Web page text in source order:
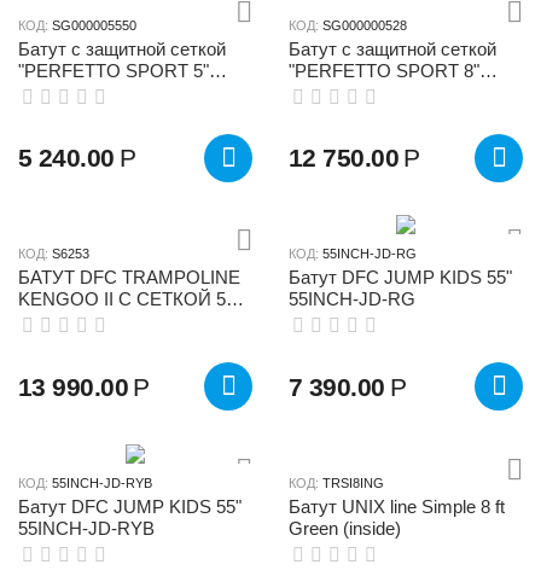
КОД: SG000005550
Батут с защитной cеткой
"PERFETTO SPORT 5"
диаметр 1,4 м зелёный
5 240.00 Р
КОД: SG000000528
Батут с защитной сеткой
"PERFETTO SPORT 8"
диаметр 2,4 м синий
12 750.00 Р
КОД: S6253
БАТУТ DFC TRAMPOLINE
KENGOO II С СЕТКОЙ 5FT-
BAS-BO
13 990.00 Р
КОД: 55INCH-JD-RG
Батут DFC JUMP KIDS 55"
55INCH-JD-RG
7 390.00 Р
КОД: 55INCH-JD-RYB
Батут DFC JUMP KIDS 55"
55INCH-JD-RYB
КОД: TRSI8ING
Батут UNIX line Simple 8 ft
Green (inside)